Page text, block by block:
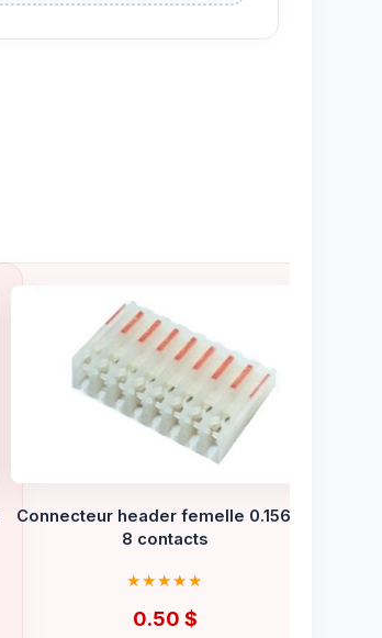
Connecteur header femelle 0.156″ à
8 contacts
0.50 $